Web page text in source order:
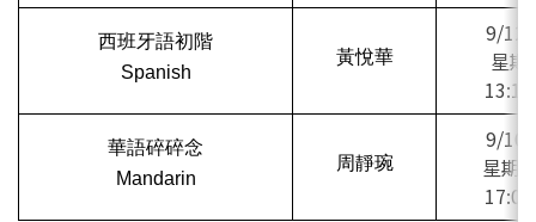
西班牙語初階
Spanish
黃悅華
9/12
星
華語碎碎念
Mandarin
周靜琬
9/10
星期